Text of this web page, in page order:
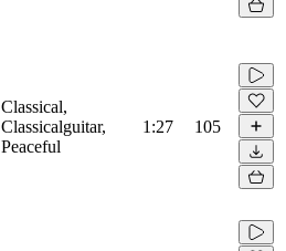
Classical,
Classicalguitar,
Peaceful
1:27 105